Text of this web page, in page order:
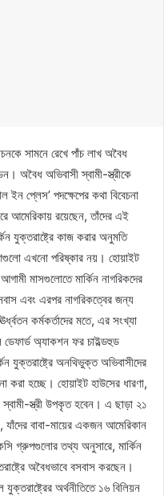
সামনে রেখে পাঁচ লাখ অবৈধ
অবৈধ অভিবাসী স্বামী-স্ত্রীকে
প্লেস’ পদক্ষেপের কথা বিবেচনা
আমেরিকায় রয়েছেন, তাঁদের এই
যুক্তরাষ্ট্রে কাজ করার অনুমতি
এখনো পরিষ্কার নয়। হোয়াইট
মাসগুলোতে মার্কিন নাগরিকদের
বসবাস এবং এরপর নাগরিকত্বের জন্য
কর্মকর্তাদের মতে, এর সংখ্যা
ডেফার্ড অ্যাকশন ফর চাইল্ডহুড
যুক্তরাষ্ট্রে অনথিভুক্ত অভিবাসীদের
করা হচ্ছে। হোয়াইট হাউসের ধারণা,
স্বামী-স্ত্রী উপকৃত হবেন। এ ছাড়া ২১
বাবা-মায়ের একজন আমেরিকান
গ্রুপগুলোর তথ্য অনুসারে, মার্কিন
অবৈধভাবে বসবাস করছেন।
অর্থনীতিতে ১৬ বিলিয়ন